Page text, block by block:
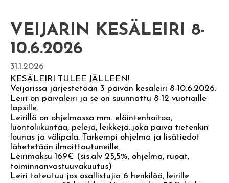
VEIJARIN KESÄLEIRI 8-
10.6.2026
31.1.2026
KESÄLEIRI TULEE JÄLLEEN!
Veijarissa järjestetään 3 päivän kesäleiri 8-10.6.2026.
Leiri on päiväleiri ja se on suunnattu 8-12-vuotiaille
lapsille.
Leirillä on ohjelmassa mm. eläintenhoitoa,
luontoliikuntaa, pelejä, leikkejä..joka päivä tietenkin
lounas ja välipala. Tarkempi ohjelma ja lisätiedot
lähetetään ilmoittautuneille.
Leirimaksu 169€ (sis.alv 25,5%, ohjelma, ruoat,
toiminnanvastuuvakuutus)
Leiri toteutuu jos osallistujia 6 henkilöä, leirille